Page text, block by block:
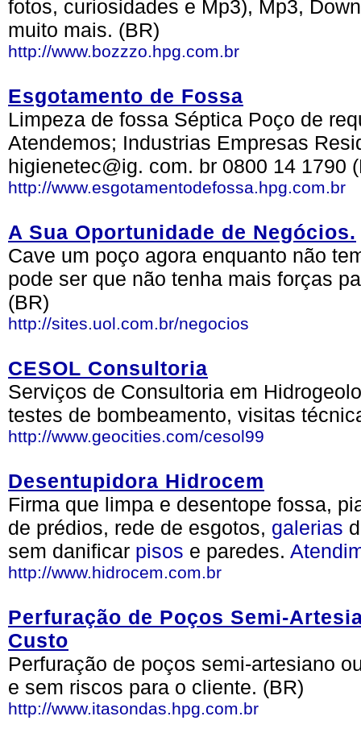
fotos, curiosidades e Mp3), Mp3,
muito mais. (BR)
http://www.bozzzo.hpg.com.br
Esgotamento de Fossa
Limpeza de fossa Séptica Poço de
Atendemos; Industrias Empresas
higienetec@ig. com. br 0800 14 1790
http://www.esgotamentodefossa.hpg.com.br
A Sua Oportunidade de Negócios.
Cave um poço agora enquanto não
pode ser que não tenha mais forças
(BR)
http://sites.uol.com.br/negocios
CESOL Consultoria
Serviços de Consultoria em
testes de bombeamento, visitas
http://www.geocities.com/cesol99
Desentupidora Hidrocem
Firma que limpa e desentope fossa,
de prédios, rede de esgotos, galerias
sem danificar pisos e paredes.
http://www.hidrocem.com.br
Perfuração de Poços Semi-
Custo
Perfuração de poços semi-artesiano
e sem riscos para o cliente. (BR)
http://www.itasondas.hpg.com.br